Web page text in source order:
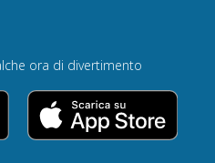
ora di divertimento